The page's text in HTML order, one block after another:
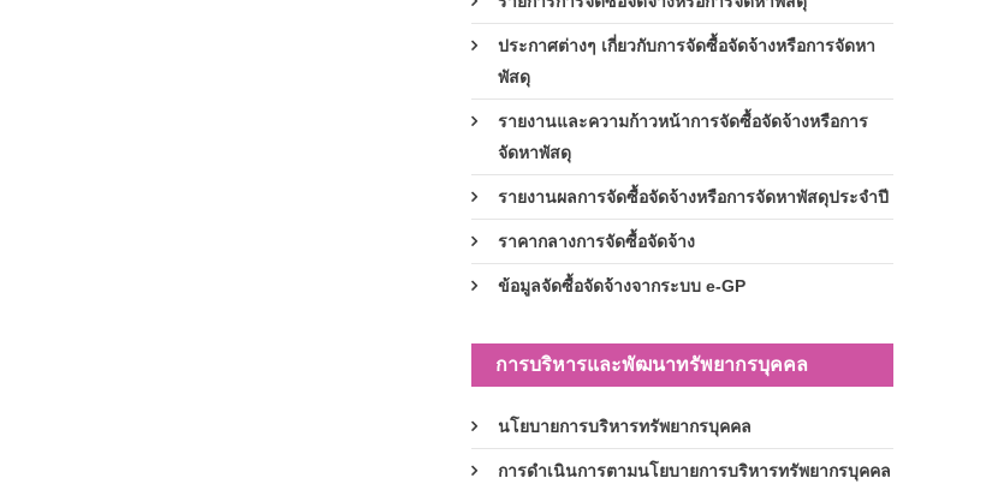
ประกาศต่างๆ เกี่ยวกับการจัดซื้อจัดจ้างหรือการจัดหา
พัสดุ
รายงานและความก้าวหน้าการจัดซื้อจัดจ้างหรือการ
จัดหาพัสดุ
รายงานผลการจัดซื้อจัดจ้างหรือการจัดหาพัสดุประจำปี
ราคากลางการจัดซื้อจัดจ้าง
ข้อมูลจัดซื้อจัดจ้างจากระบบ e-GP
การบริหารและพัฒนาทรัพยากรบุคคล
นโยบายการบริหารทรัพยากรบุคคล
การดำเนินการตามนโยบายการบริหารทรัพยากรบุคคล